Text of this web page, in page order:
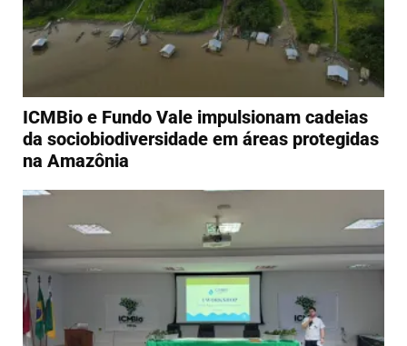
ICMBio e Fundo Vale impulsionam cadeias
da sociobiodiversidade em áreas protegidas
na Amazônia